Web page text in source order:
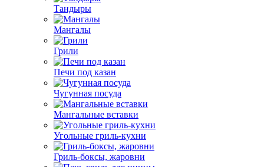
Тандыры
Мангалы
Грили
Печи под казан
Чугунная посуда
Мангальные вставки
Угольные гриль-кухни
Гриль-боксы, жаровни